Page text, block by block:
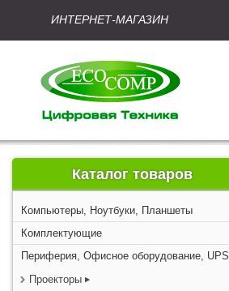
ИНТЕРНЕТ-МАГАЗИН
Каталог товаров
Компьютеры, Ноутбуки, Планшеты
Комплектующие
Периферия, Офисное оборудование, UPS
Проекторы